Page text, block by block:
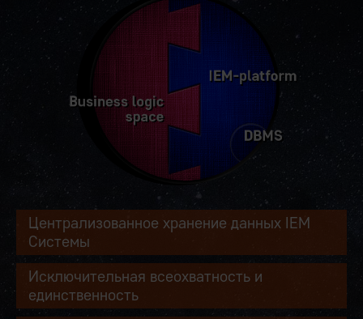
Централизованное хранение данных IEM
Системы
Исключительная всеохватность и
единственность